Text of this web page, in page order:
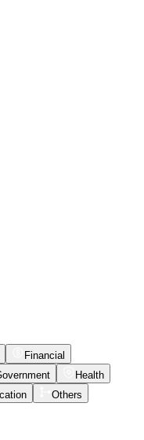
Financial
Health
Others